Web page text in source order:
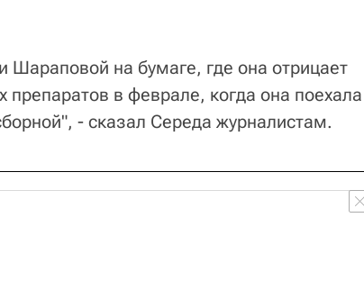
Шараповой на бумаге, где она отрицает
в феврале, когда она поехала
- сказал Середа журналистам.